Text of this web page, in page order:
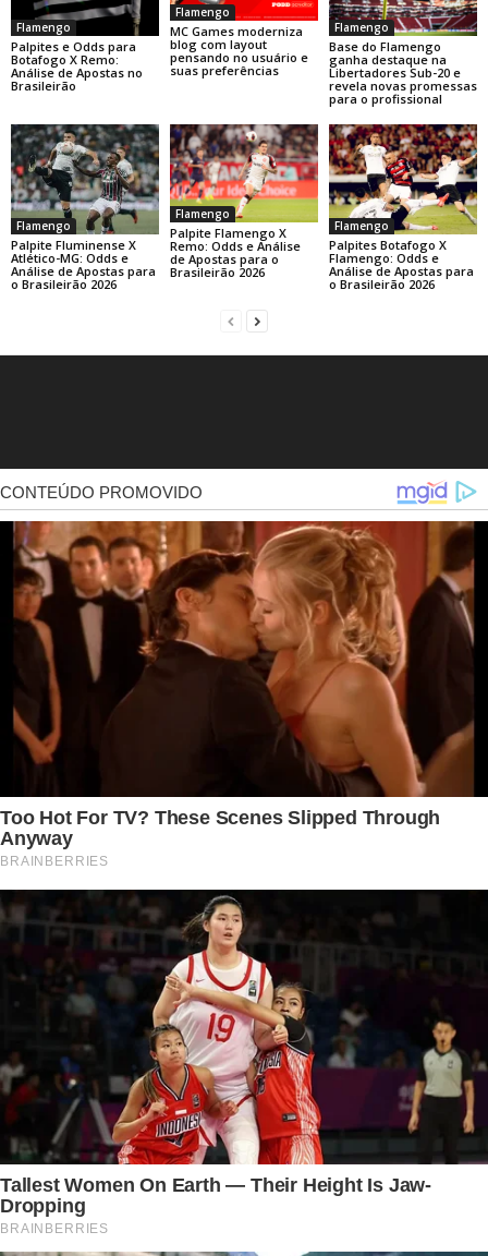
Flamengo
Palpites e Odds para
Botafogo X Remo:
Análise de Apostas no
Brasileirão
Flamengo
MC Games moderniza
blog com layout
pensando no usuário e
suas preferências
Flamengo
Base do Flamengo
ganha destaque na
Libertadores Sub-20 e
revela novas promessas
para o profissional
Flamengo
Palpite Fluminense X
Atlético-MG: Odds e
Análise de Apostas para
o Brasileirão 2026
Flamengo
Palpite Flamengo X
Remo: Odds e Análise
de Apostas para o
Brasileirão 2026
Flamengo
Palpites Botafogo X
Flamengo: Odds e
Análise de Apostas para
o Brasileirão 2026